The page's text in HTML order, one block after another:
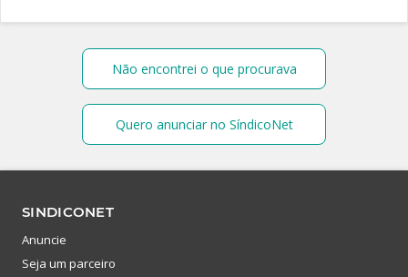
Não encontrei o que procurava
Quero anunciar no SíndicoNet
SINDICONET
Anuncie
Seja um parceiro